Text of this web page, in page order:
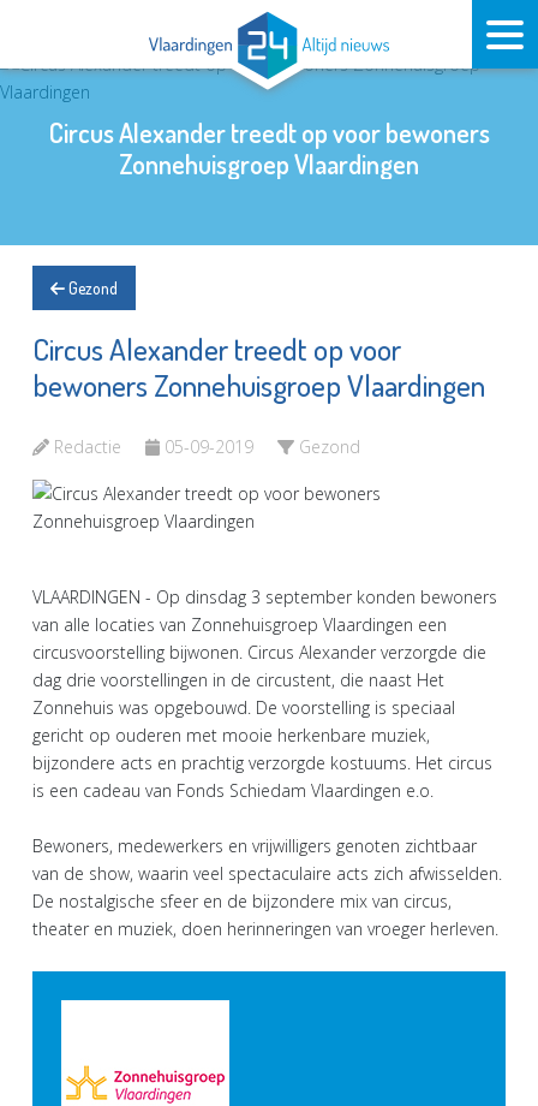
Circus Alexander treedt op voor bewoners
Zonnehuisgroep Vlaardingen
Gezond
Circus Alexander treedt op voor
bewoners Zonnehuisgroep Vlaardingen
Redactie 05-09-2019 Gezond
VLAARDINGEN - Op dinsdag 3 september konden bewoners
van alle locaties van Zonnehuisgroep Vlaardingen een
circusvoorstelling bijwonen. Circus Alexander verzorgde die
dag drie voorstellingen in de circustent, die naast Het
Zonnehuis was opgebouwd. De voorstelling is speciaal
gericht op ouderen met mooie herkenbare muziek,
bijzondere acts en prachtig verzorgde kostuums. Het circus
is een cadeau van Fonds Schiedam Vlaardingen e.o.
Bewoners, medewerkers en vrijwilligers genoten zichtbaar
van de show, waarin veel spectaculaire acts zich afwisselden.
De nostalgische sfeer en de bijzondere mix van circus,
theater en muziek, doen herinneringen van vroeger herleven.